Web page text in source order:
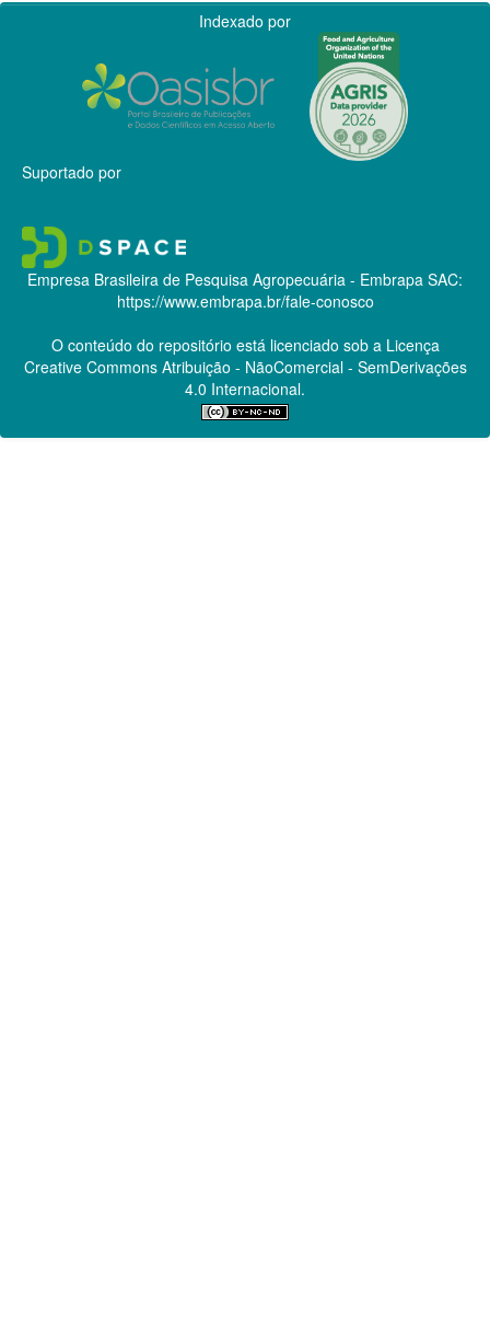
Indexado por
Suportado por
Empresa Brasileira de Pesquisa Agropecuária - Embrapa SAC:
https://www.embrapa.br/fale-conosco
O conteúdo do repositório está licenciado sob a Licença
Creative CommonsAtribuição - NãoComercial - SemDerivações
4.0 Internacional.